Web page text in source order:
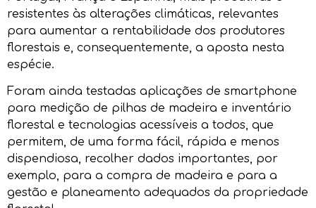
resistentes às alterações climáticas, relevantes
para aumentar a rentabilidade dos produtores
florestais e, consequentemente, a aposta nesta
espécie.
Foram ainda testadas aplicações de smartphone
para medição de pilhas de madeira e inventário
florestal e tecnologias acessíveis a todos, que
permitem, de uma forma fácil, rápida e menos
dispendiosa, recolher dados importantes, por
exemplo, para a compra de madeira e para a
gestão e planeamento adequados da propriedade